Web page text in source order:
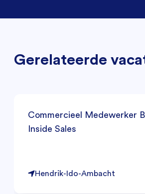
Gerelateerde
Commercieel Medewerker
Inside Sales
Hendrik-Ido-Ambacht